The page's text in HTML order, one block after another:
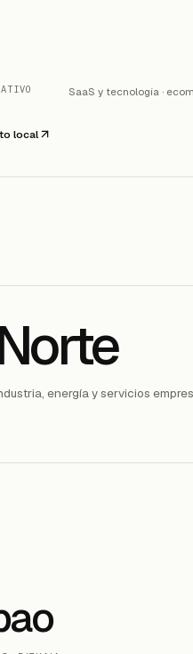
SaaS y tecnología ·
local
energía y servicios